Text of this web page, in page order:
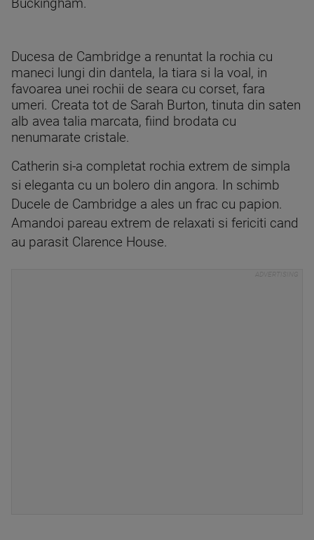
Buckingham.
Ducesa de Cambridge a renuntat la rochia cu
maneci lungi din dantela, la tiara si la voal, in
favoarea unei rochii de seara cu corset, fara
umeri. Creata tot de Sarah Burton, tinuta din saten
alb avea talia marcata, fiind brodata cu
nenumarate cristale.
Catherin si-a completat rochia extrem de simpla
si eleganta cu un bolero din angora. In schimb
Ducele de Cambridge a ales un frac cu papion.
Amandoi pareau extrem de relaxati si fericiti cand
au parasit Clarence House.